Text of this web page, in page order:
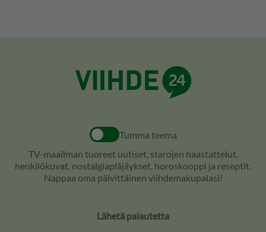
Tumma teema
TV-maailman tuoreet uutiset, starojen haastattelut,
henkilökuvat, nostalgiapläjäykset, horoskooppi ja reseptit.
Nappaa oma päivittäinen viihdemakupalasi!
Lähetä palautetta